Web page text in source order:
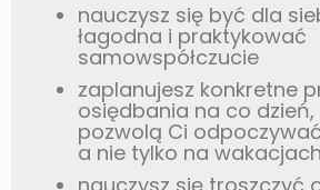
nauczysz się być dla
łagodna i praktykować
samowspółczucie
zaplanujesz konkretne
osiędbania na co
pozwolą Ci
a nie tylko na wakacjach